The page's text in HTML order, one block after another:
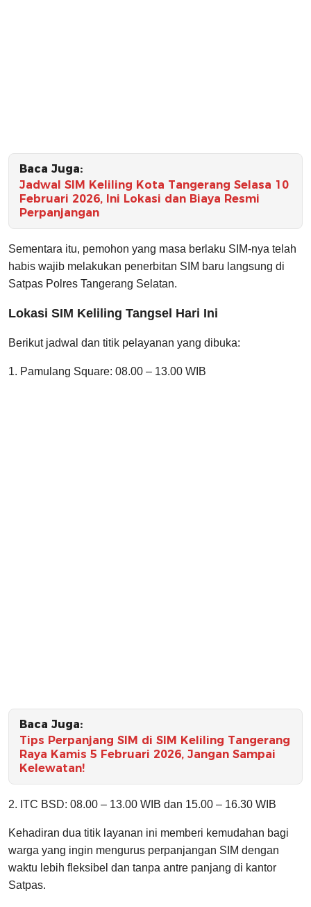
Baca Juga:
Jadwal SIM Keliling Kota Tangerang Selasa 10
Februari 2026, Ini Lokasi dan Biaya Resmi
Perpanjangan
Sementara itu, pemohon yang masa berlaku SIM-nya telah
habis wajib melakukan penerbitan SIM baru langsung di
Satpas Polres Tangerang Selatan.
Lokasi SIM Keliling Tangsel Hari Ini
Berikut jadwal dan titik pelayanan yang dibuka:
1. Pamulang Square: 08.00 – 13.00 WIB
Baca Juga:
Tips Perpanjang SIM di SIM Keliling Tangerang
Raya Kamis 5 Februari 2026, Jangan Sampai
Kelewatan!
2. ITC BSD: 08.00 – 13.00 WIB dan 15.00 – 16.30 WIB
Kehadiran dua titik layanan ini memberi kemudahan bagi
warga yang ingin mengurus perpanjangan SIM dengan
waktu lebih fleksibel dan tanpa antre panjang di kantor
Satpas.